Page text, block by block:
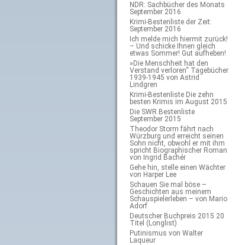
NDR: Sachbücher des Monats
September 2016
Krimi-Bestenliste der Zeit:
September 2016
Ich melde mich hiermit zurück!
– Und schicke Ihnen gleich
etwas Sommer! Gut aufheben!
»Die Menschheit hat den
Verstand verloren“ Tagebücher
1939-1945 von Astrid
Lindgren
Krimi-Bestenliste Die zehn
besten Krimis im August 2015
Die SWR Bestenliste
September 2015
Theodor Storm fährt nach
Würzburg und erreicht seinen
Sohn nicht, obwohl er mit ihm
spricht Biographischer Roman
von Ingrid Bachér
Gehe hin, stelle einen Wächter
von Harper Lee
Schauen Sie mal böse –
Geschichten aus meinem
Schauspielerleben – von Mario
Adorf
Deutscher Buchpreis 2015 20
Titel (Longlist)
Putinismus von Walter
Laqueur